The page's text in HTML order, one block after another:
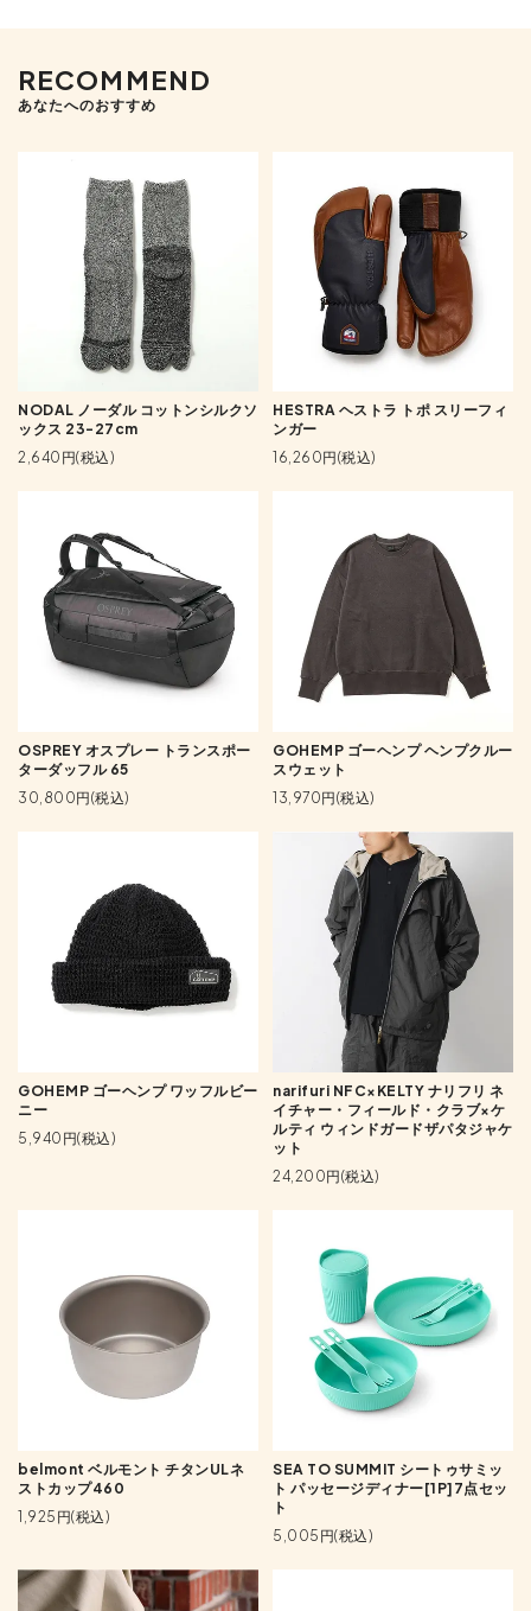
RECOMMEND
あなたへのおすすめ
NODAL ノーダル コットンシルクソ
ックス 23-27cm
2,640円(税込)
HESTRA ヘストラ トポ スリーフィ
ンガー
16,260円(税込)
OSPREY オスプレー トランスポー
ターダッフル 65
30,800円(税込)
GOHEMP ゴーヘンプ ヘンプクルー
スウェット
13,970円(税込)
GOHEMP ゴーヘンプ ワッフルビー
ニー
5,940円(税込)
narifuri NFC×KELTY ナリフリ ネ
イチャー・フィールド・クラブ×ケ
ルティ ウィンドガードザパタジャケ
ット
24,200円(税込)
belmont ベルモント チタンULネ
ストカップ460
1,925円(税込)
SEA TO SUMMIT シートゥサミッ
ト パッセージディナー[1P]7点セッ
ト
5,005円(税込)